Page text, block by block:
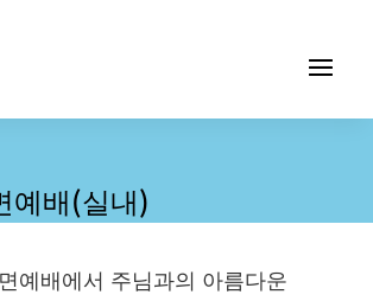
예배(실내)
예배에서 주님과의 아름다운